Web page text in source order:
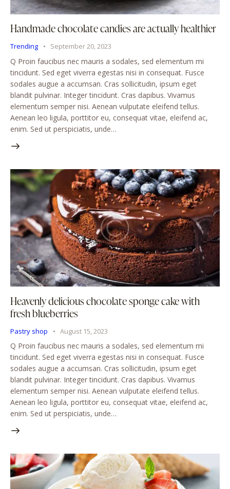
Handmade chocolate candies are actually healthier
Trending September 20, 2023
Q Proin faucibus nec mauris a sodales, sed elementum mi
tincidunt. Sed eget viverra egestas nisi in consequat. Fusce
sodales augue a accumsan. Cras sollicitudin, ipsum eget
blandit pulvinar. Integer tincidunt. Cras dapibus. Vivamus
elementum semper nisi. Aenean vulputate eleifend tellus.
Aenean leo ligula, porttitor eu, consequat vitae, eleifend ac,
enim. Sed ut perspiciatis, unde…
Heavenly delicious chocolate sponge cake with
fresh blueberries
Pastry shop August 15, 2023
Q Proin faucibus nec mauris a sodales, sed elementum mi
tincidunt. Sed eget viverra egestas nisi in consequat. Fusce
sodales augue a accumsan. Cras sollicitudin, ipsum eget
blandit pulvinar. Integer tincidunt. Cras dapibus. Vivamus
elementum semper nisi. Aenean vulputate eleifend tellus.
Aenean leo ligula, porttitor eu, consequat vitae, eleifend ac,
enim. Sed ut perspiciatis, unde…